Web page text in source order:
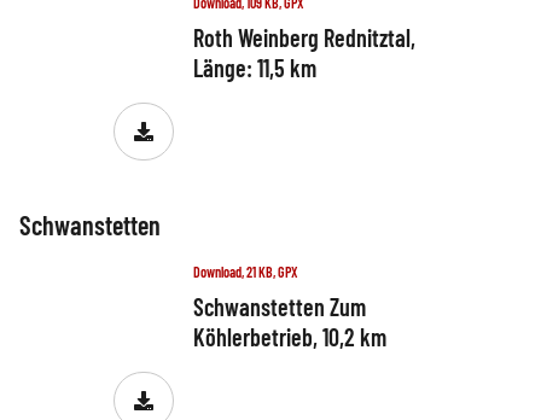
Roth Weinberg Rednitztal,
Länge: 11,5 km
Schwanstetten
Download, 21 KB, GPX
Schwanstetten Zum
Köhlerbetrieb, 10,2 km